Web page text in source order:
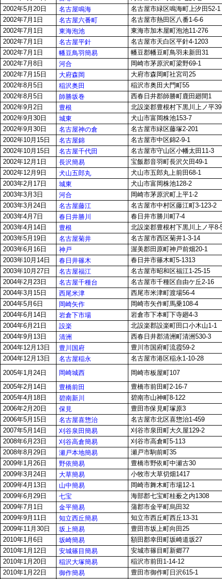
2002年5月20日
名古屋鳴海
名古屋市緑区鳴海町上汐田52-1
2002年7月1日
名古屋六番町
名古屋市熱田区八番1-6-6
2002年7月1日
東海泡池
東海市加木屋町泡池11-276
2002年7月1日
名古屋平針
名古屋市天白区平針4-1203
2002年7月1日
幡豆鳥羽簡易
幡豆郡幡豆町鳥羽未新田31
2002年7月8日
河合
岡崎市茅原沢町梁野69-1
2002年7月15日
大府森岡
大府市森岡町社宮司25
2002年8月5日
稲沢奥田
稲沢市奥田大門町55
2002年8月5日
師勝坂巻
西春日井郡師勝町鹿田廻間1
2002年9月2日
豊根
北設楽郡豊根村下黒川上ノ平39
2002年9月30日
城東
犬山市富岡株池153-7
2002年9月30日
名古屋神の倉
名古屋市緑区藤塚2-201
2002年10月15日
名古屋錦
名古屋市中区錦2-9-1
2002年10月15日
名古屋千代田
名古屋市守山区小幡太田11-3
2002年12月1日
長沢簡易
宝飯郡音羽町長沢欠田49-1
2002年12月9日
犬山五郎丸
犬山市五郎丸上前田68-1
2003年2月17日
城東
犬山市富岡株池128-2
2003年3月3日
河合
岡崎市茅原沢町上平1-2
2003年3月24日
名古屋藤江
名古屋市中村区藤江町3-123-2
2003年4月7日
春日井勝川
春日井市勝川町7-4
2003年4月14日
豊根
北設楽郡豊根村下黒川上ノ平8-
2003年5月19日
名古屋菊井
名古屋市西区菊井1-3-14
2003年6月16日
神戸
渥美郡田原町神戸前畑20-1
2003年10月14日
春日井篠木
春日井市篠木町5-1313
2003年10月27日
名古屋福江
名古屋市昭和区福江1-25-15
2004年2月23日
名古屋千種台
名古屋市千種区自由ケ丘2-16
2004年3月15日
西尾米津
西尾市米津町渡場56-4
2004年5月6日
岡崎矢作
岡崎市矢作町馬乗108-4
2004年6月14日
岩倉下市場
岩倉市下本町下寺廻4-3
2004年6月21日
設楽
北設楽郡設楽町田口小木山1-1
2004年9月13日
清洲
西春日井郡清洲町清洲530-3
2004年12月13日
豊川国府
豊川市国府町流霞59-2
2004年12月13日
名古屋稲永
名古屋市港区稲永1-10-28
2005年1月24日
岡崎城西
岡崎市板屋町107
2005年2月14日
豊橋前田
豊橋市前田町2-16-7
2005年4月18日
碧南新川
碧南市山神町8-122
2006年2月20日
保見
豊田市保見町塚原3
2006年5月15日
名古屋喜惣治
名古屋市北区喜惣治1-459
2007年5月14日
刈谷泉田簡易
刈谷市泉田町大久屋129-2
2008年6月23日
刈谷高倉簡易
刈谷市高倉町5-113
2008年8月29日
瀬戸本地簡易
瀬戸市駒前町35
2009年1月26日
野依簡易
豊橋市野依町中瀬古30
2009年3月24日
大草簡易
小牧市大草切畑1417
2009年4月13日
山中簡易
岡崎市舞木町市場12-1
2009年6月29日
七宝
海部郡七宝町桂薮之内1308
2009年7月1日
金平簡易
蒲郡市金平町烏田32
2009年9月11日
知立西丘簡易
知立市西丘町西丘13-31
2009年11月30日
坂上簡易
豊田市坂上町向田25
2010年1月6日
坂崎簡易
額田郡幸田町坂崎道坂27
2010年1月12日
安城篠目簡易
安城市篠目町新郷77
2010年1月20日
稲沢大塚簡易
稲沢市前田1-14-12
2010年1月22日
御作簡易
豊田市御作町日沢615-1